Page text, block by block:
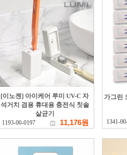
[이노젠] 아이케어 루미 UV-C 자
석거치 겸용 휴대용 충전식 칫솔
살균기
1193-00-0197 11,176원
가그린
1341-